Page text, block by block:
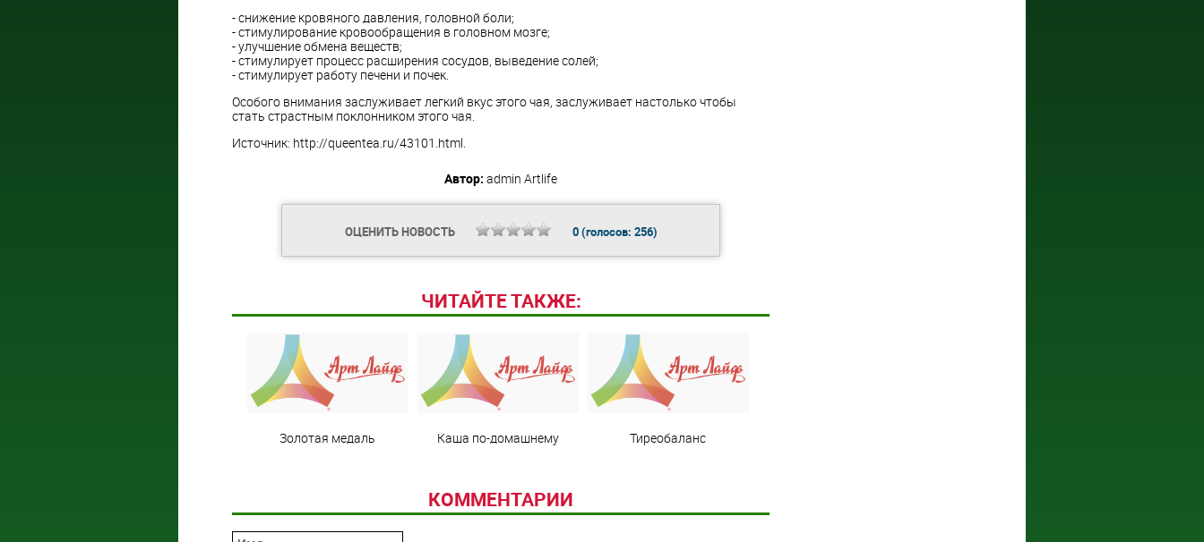
- снижение кровяного давления, головной боли;
- стимулирование кровообращения в головном мозге;
- улучшение обмена веществ;
- стимулирует процесс расширения сосудов, выведение солей;
- стимулирует работу печени и почек.
Особого внимания заслуживает легкий вкус этого чая, заслуживает настолько чтобы
стать страстным поклонником этого чая.
Источник: http://queentea.ru/43101.html.
Автор: admin Artlife
ОЦЕНИТЬ НОВОСТЬ 0(голосов: 256)
ЧИТАЙТЕ ТАКЖЕ:
Золотая медаль Каша по-домашнему Тиреобаланс
КОММЕНТАРИИ